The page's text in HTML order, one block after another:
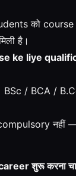
को course
है।
ke liye
/ BCA /
नहीं
शुरू करना